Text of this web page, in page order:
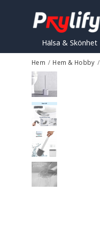
Hälsa & Skönhet
Hem / Hem & Hobby /